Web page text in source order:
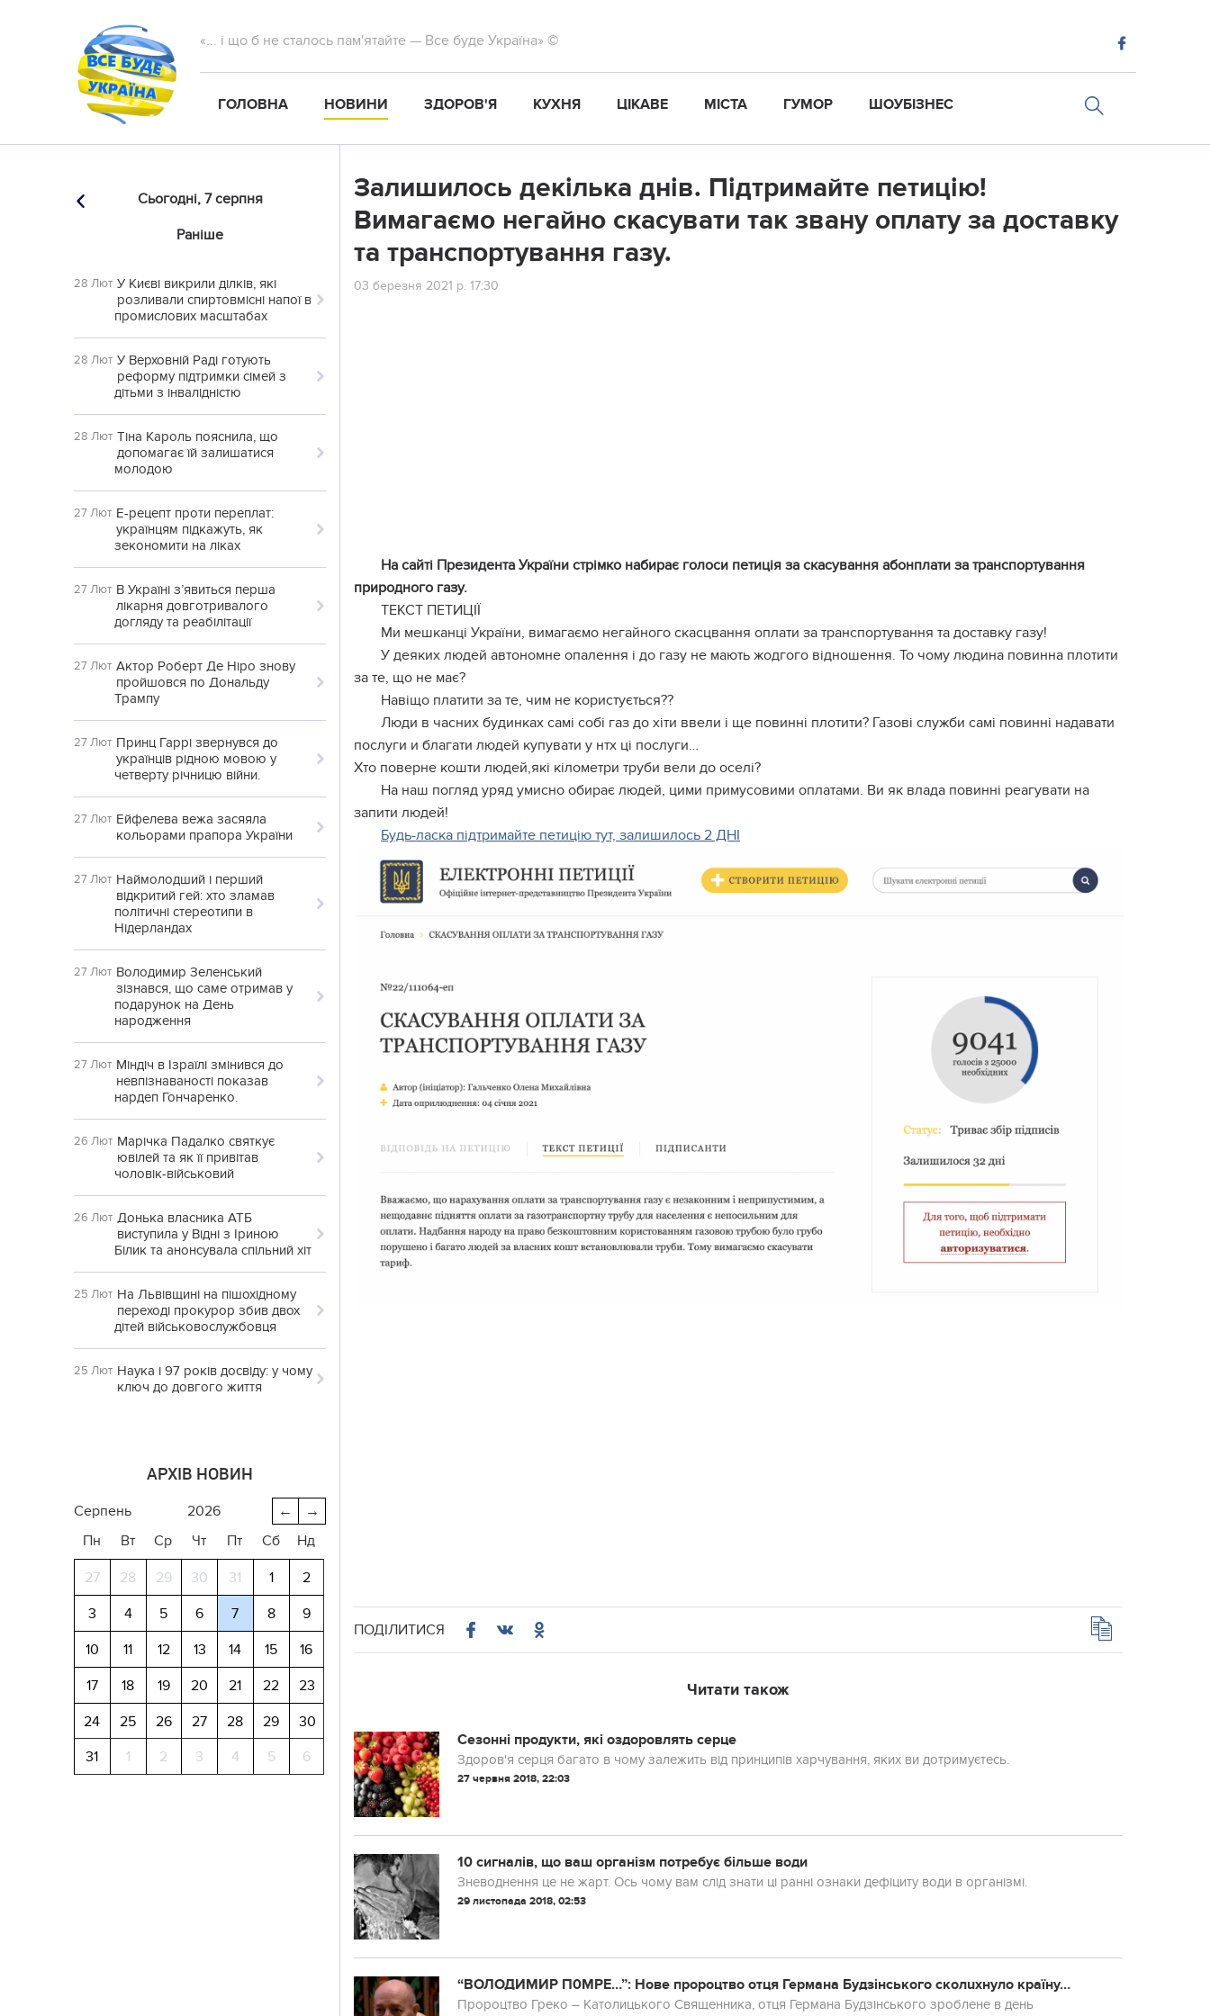
«... і що б не сталось пам'ятайте — Все буде Україна» ©
ГОЛОВНА НОВИНИ ЗДОРОВ'Я КУХНЯ ЦІКАВЕ МІСТА ГУМОР ШОУБІЗНЕС
Сьогодні, 7 серпня
Раніше
28 Лют У Києві викрили ділків, які
розливали спиртовмісні напої в
промислових масштабах
28 Лют У Верховній Раді готують
реформу підтримки сімей з
дітьми з інвалідністю
28 Лют Тіна Кароль пояснила, що
допомагає їй залишатися
молодою
27 Лют Е-рецепт проти переплат:
українцям підкажуть, як
зекономити на ліках
27 Лют В Україні з’явиться перша
лікарня довготривалого
догляду та реабілітації
27 Лют Актор Роберт Де Ніро знову
пройшовся по Дональду
Трампу
27 Лют Принц Гаррі звернувся до
українців рідною мовою у
четверту річницю війни.
27 Лют Ейфелева вежа засяяла
кольорами прапора України
27 Лют Наймолодший і перший
відкритий гей: хто зламав
політичні стереотипи в
Нідерландах
27 Лют Володимир Зеленський
зізнався, що саме отримав у
подарунок на День
народження
27 Лют Міндіч в Ізраїлі змінився до
невпізнаваності показав
нардеп Гончаренко.
26 Лют Марічка Падалко святкує
ювілей та як її привітав
чоловік-військовий
26 Лют Донька власника АТБ
виступила у Відні з Іриною
Білик та анонсувала спільний хіт
25 Лют На Львівщині на пішохідному
переході прокурор збив двох
дітей військовослужбовця
25 Лют Наука і 97 років досвіду: у чому
ключ до довгого життя
АРХІВ НОВИН
→
←
серпень
2026
Пн
Вт Ср Чт Пт Сб Нд
27 28 29 30 31 1
2
3
4 5 6 7 8
9
10
11 12 13 14 15
16
17
18 19 20 21 22
23
24
25 26 27 28 29
30
31
1 2 3 4 5 6
Залишилось декілька днів. Підтримайте петицію!
Вимагаємо негайно скасувати так звану оплату за доставку
та транспортування газу.
03 березня 2021 р. 17:30
На сайті Президента України стрімко набирає голоси петиція за скасування абонплати за транспортування
природного газу.
ТЕКСТ ПЕТИЦІЇ
Ми мешканці України, вимагаємо негайного скасцвання оплати за транспортування та доставку газу!
У деяких людей автономне опалення і до газу не мають жодгого відношення. То чому людина повинна плотити
за те, що не має?
Навіщо платити за те, чим не користується??
Люди в часних будинках самі собі газ до хіти ввели і ще повинні плотити? Газові служби самі повинні надавати
послуги и благати людей купувати у нтх ці послуги…
Хто поверне кошти людей,які кілометри труби вели до оселі?
На наш погляд уряд умисно обирає людей, цими примусовими оплатами. Ви як влада повинні реагувати на
запити людей!
Будь-ласка підтримайте петицію тут, залишилось 2 ДНІ
ПОДІЛИТИСЯ
Читати також
Сезонні продукти, які оздоровлять серце
Здоров'я серця багато в чому залежить від принципів харчування, яких ви дотримуєтесь.
27 червня 2018, 22:03
10 сигналів, що ваш організм потребує більше води
Зневоднення це не жарт. Ось чому вам слід знати ці ранні ознаки дефіциту води в організмі.
29 листопада 2018, 02:53
“ВОЛОДИМИР П0МРЕ…”: Нове пророцтво отця Германа Будзінського сколuхнуло країну…
Пророцтво Греко – Католицького Священника, отця Германа Будзінського зроблене в день